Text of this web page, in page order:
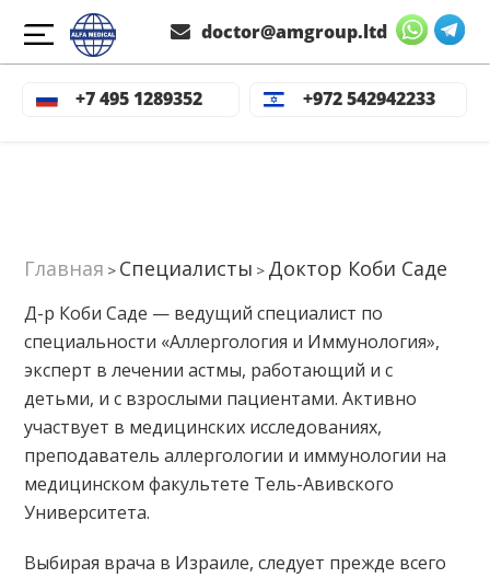
+7 495 1289352 +972 542942233
doctor@amgroup.ltd
Главная > Специалисты > Доктор Коби Саде
Д-р Коби Саде — ведущий специалист по
специальности «Аллергология и Иммунология»,
эксперт в лечении астмы, работающий и с
детьми, и с взрослыми пациентами. Активно
участвует в медицинских исследованиях,
преподаватель аллергологии и иммунологии на
медицинском факультете Тель-Авивского
Университета.
Выбирая врача в Израиле, следует прежде всего